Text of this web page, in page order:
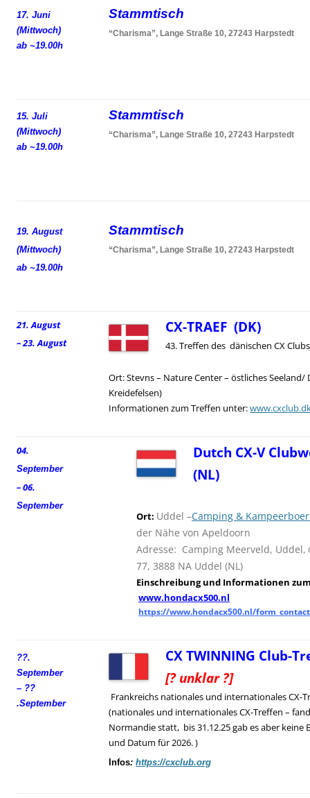
17. Juni
(Mittwoch)
ab ~19.00h
Stammtisch
“Charisma”, Lange Straße 10, 27243 Harpstedt
15. Juli
(Mittwoch)
ab ~19.00h
Stammtisch
“Charisma”, Lange Straße 10, 27243 Harpstedt
19. August
(Mittwoch)
ab ~19.00h
Stammtisch
“Charisma”, Lange Straße 10, 27243 Harpstedt
21. August
– 23. August
CX-TRAEF (DK)
43. Treffen des dänischen CX Clubs
Ort: Stevns – Nature Center – östliches Seeland/
Kreidefelsen)
Informationen zum Treffen unter:
04.
September
– 06.
September
Dutch CX-V
(NL)
Ort: Uddel –Camping &
der Nähe von Apeldoorn
Adresse: Camping Meerveld, Uddel,
77, 3888 NA Uddel (NL)
Einschreibung und Informationen
www.hondacx500.nl
https://www.hondacx500.nl/
??.
September
– ??
.September
CX TWINNING Club-
[? unklar ?]
Frankreichs nationales und internationales CX-
(nationales und internationales CX-Treffen –
Normandie statt, bis 31.12.25 gab es aber keine
und Datum für 2026. )
Infos: https://cxclub.org